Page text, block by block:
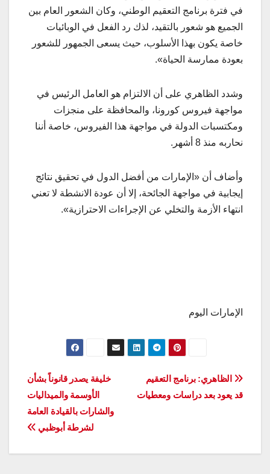
في فترة برنامج التعقيم الوطني، وكان الشعور العام بين
الجميع هو شعور بالتقيد، لذك رد الفعل في الوبائيات
خاصة يكون بهذا الأسلوب، حيث يسعى الجمهور للشعور
بعودة ممارسة الحياة».
وشدد الظاهري على أن الالتزام هو العامل الرئيس في
مواجهة فيروس كورونا، والمحافظة على منجزات
ومكتسبات الدولة في مواجهة هذا الفيروس، خاصة أننا
نحاربه منذ 8 أشهر.
وأضاف أن «الإمارات من أفضل الدول في تحقيق نتائج
إيجابية في مواجهة الجائحة، إلا أن عودة الانشطة لا تعني
انتهاء الأزمة والتخلي عن الإجراءات الاحترازية».
الإمارات اليوم
تصفّح
المقالات
خليفة يصدر قانوناً بشأن
الأوسمة والميداليات
والشارات بالقيادة العامة
لشرطة أبوظبي
الظاهري: برنامج التعقيم
قد يعود بعد دراسات ومعطيات